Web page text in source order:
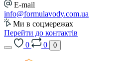
E-mail
info@formulavody.com.ua
Ми в соцмережах
Перейти до контактів
0
0 0